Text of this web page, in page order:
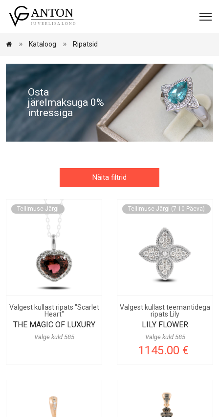
Kataloog Ripatsid
Osta
järelmaksuga 0%
intressiga
Näita filtrid
Tellimuse Järgi
Valgest kullast ripats "Scarlet
Heart"
THE MAGIC OF LUXURY
Valge kuld 585
Tellimuse Järgi (7-10 Päeva)
Valgest kullast teemantidega
ripats Lily
LILY FLOWER
Valge kuld 585
1145.00 €